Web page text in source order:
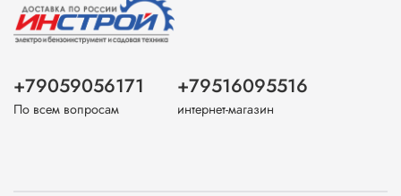
+79059056171
По всем вопросам
+79516095516
интернет-магазин